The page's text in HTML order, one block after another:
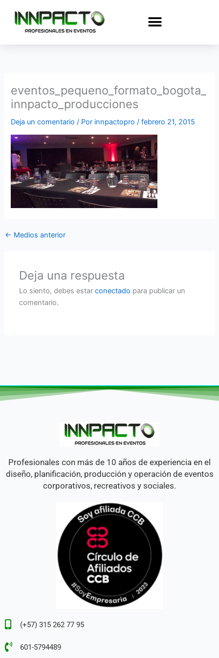
contenido
eventos_pequeno_formato_bogota_
innpacto_producciones
Deja un comentario / Por innpactopro/febrero 21, 2015
← Medios anterior
Deja una respuesta
Lo siento, debes estarconectado para publicar un
comentario.
Profesionales con más de 10 años de experiencia en el
diseño, planificación, producción y operación de eventos
corporativos, recreativos y sociales.
(+57) 315 262 77 95
601-5794489